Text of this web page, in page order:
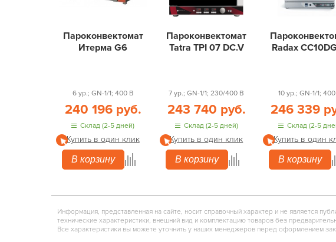
Пароконвектомат
Итерма G6
6 ур.; GN-1/1; 400 В
240 196 руб.
Склад (2-5 дней)
Купить в один клик
В корзину
Пароконвектомат
Tatra TPI 07 DC.V
7 ур.; GN-1/1; 230/400 В
243 740 руб.
Склад (2-5 дней)
Купить в один клик
В корзину
Radax
10 ур.; GN-1/1;
246 339
Склад (2-5
Купить в один
В корзину
Информация, представленная на сайте, носит справочный характер и не является
технические характеристики, внешний вид и комплектацию товаров без
Все характеристики вы можете уточнить у наших менеджеров перед оформлением